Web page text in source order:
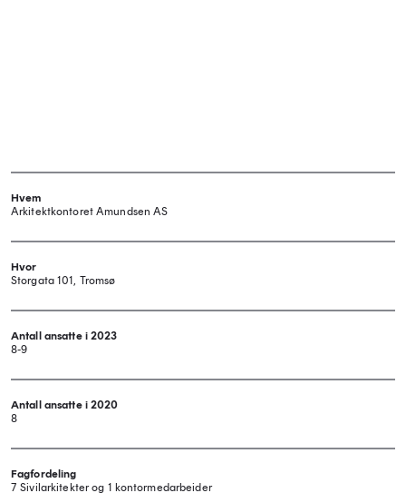
Hvem
Arkitektkontoret Amundsen AS
Hvor
Storgata 101, Tromsø
Antall ansatte i 2023
8-9
Antall ansatte i 2020
8
Fagfordeling
7 Sivilarkitekter og 1 kontormedarbeider